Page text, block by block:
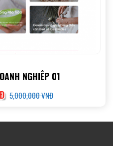
NGHIÊP 01
5,000,000 VNĐ